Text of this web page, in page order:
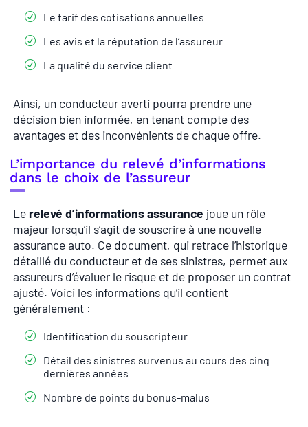
Le tarif des cotisations annuelles
Les avis et la réputation de l’assureur
La qualité du service client
Ainsi, un conducteur averti pourra prendre une
décision bien informée, en tenant compte des
avantages et des inconvénients de chaque offre.
L’importance du relevé d’informations
dans le choix de l’assureur
Le relevé d’informations assurance joue un rôle
majeur lorsqu’il s’agit de souscrire à une nouvelle
assurance auto. Ce document, qui retrace l’historique
détaillé du conducteur et de ses sinistres, permet aux
assureurs d’évaluer le risque et de proposer un contrat
ajusté. Voici les informations qu’il contient
généralement :
Identification du souscripteur
Détail des sinistres survenus au cours des cinq
dernières années
Nombre de points du bonus-malus